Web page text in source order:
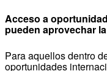
Acceso a
pueden aprovechar
Para aquellos dentro
oportunidades